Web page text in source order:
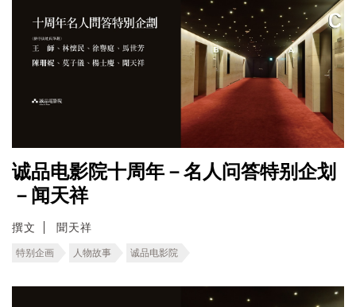
诚品电影院十周年－名人问答特别企划
－闻天祥
撰文 聞天祥
特别企画 人物故事 诚品电影院